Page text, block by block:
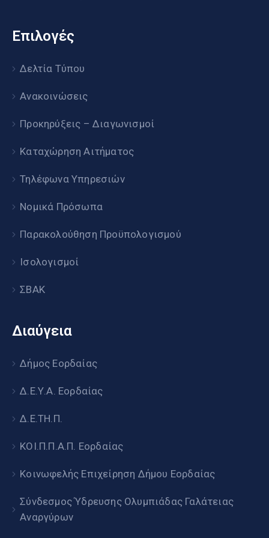
Επιλογές
Δελτία Τύπου
Ανακοινώσεις
Προκηρύξεις – Διαγωνισμοί
Καταχώρηση Αιτήματος
Τηλέφωνα Υπηρεσιών
Νομικά Πρόσωπα
Παρακολούθηση Προϋπολογισμού
Ισολογισμοί
ΣΒΑΚ
Διαύγεια
Δήμος Εορδαίας
Δ.Ε.Υ.Α. Εορδαίας
Δ.Ε.ΤΗ.Π.
ΚΟΙ.Π.Π.Α.Π. Εορδαίας
Κοινωφελής Επιχείρηση Δήμου Εορδαίας
Σύνδεσμος Ύδρευσης Ολυμπιάδας Γαλάτειας
Αναργύρων